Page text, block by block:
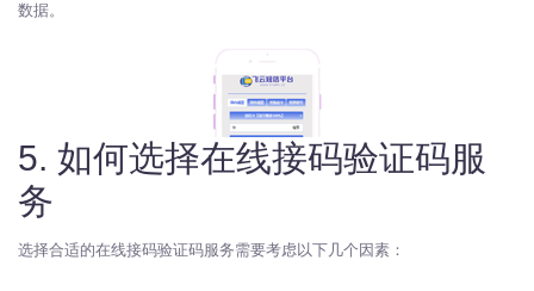
数据。
5. 如何选择在线接码验证码服
务
选择合适的在线接码验证码服务需要考虑以下几个因素：